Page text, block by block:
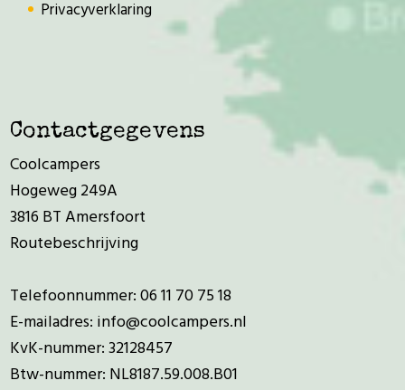
Privacyverklaring
Contactgegevens
Coolcampers
Hogeweg 249A
3816 BT Amersfoort
Routebeschrijving
Telefoonnummer:06 11 70 75 18
E-mailadres: info@coolcampers.nl
KvK-nummer: 32128457
Btw-nummer: NL8187.59.008.B01